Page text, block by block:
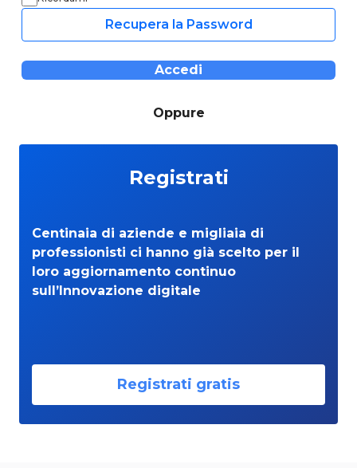
Recupera la Password
Accedi
Oppure
Registrati
Centinaia di aziende e migliaia di
professionisti ci hanno già scelto per il
loro aggiornamento continuo
sull’Innovazione digitale
Registrati gratis